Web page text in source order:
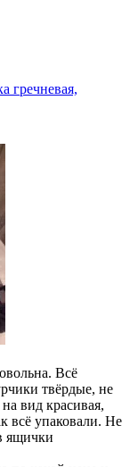
гречневая,
Всё
твёрдые, не
вид красивая,
всё упаковали. Не
ящички